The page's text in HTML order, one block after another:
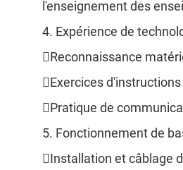
l'enseignement des
4. Expérience de
Reconnaissance
Exercices
Pratique de
5. Fonctionnement de
Installation et câblage